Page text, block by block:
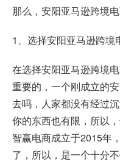
那么，安阳亚马逊跨境
1、选择安阳亚马逊跨
在选择安阳亚马逊跨境
重要的，一个刚成立的
去吗，人家都没有经过
你的东西也有限，所以
智赢电商成立于2015年
了，所以，是一个十分不